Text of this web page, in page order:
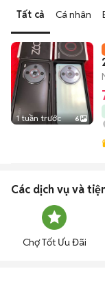
Tất cả Cá nhân
1 tuần trước 6
Các dịch vụ và
Chợ Tốt Ưu Đãi